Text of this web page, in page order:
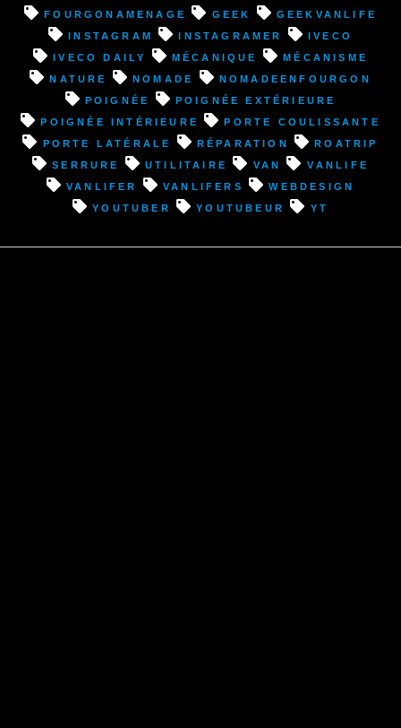
poignée
et
réparation
système
ouverture
porte
latérale”
fourgonamenage
geek
geekvanlife
instagram
instagramer
Iveco
Iveco Daily
mécanique
mécanisme
nature
nomade
nomadeenfourgon
poignée
poignée extérieure
poignée intérieure
porte coulissante
porte latérale
réparation
roatrip
serrure
utilitaire van
VanLife
vanlifer
vanlifers
webdesign
youtuber
youtubeur YT